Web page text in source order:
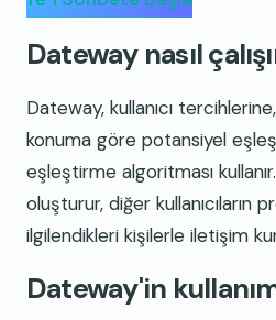
Dateway nasıl
Dateway, kullanıcı
konuma göre potansiyel
eşleştirme algoritması
oluşturur, diğer kullanıcıların
ilgilendikleri kişilerle iletişim
Dateway'in